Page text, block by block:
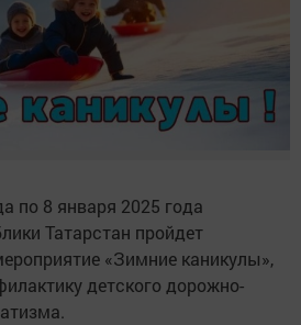
по 8 января 2025 года
Татарстан пройдет
«Зимние каникулы»,
детского дорожно-